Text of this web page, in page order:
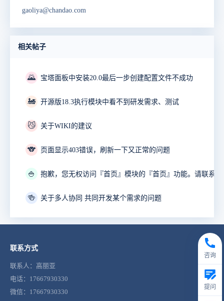
gaoliya@chandao.com
相关帖子
🌄 宝塔面板中安装20.0最后一步创建配置文件不成功
🚂 开源版18.3执行模块中看不到研发需求、测试
😼 关于WIKI的建议
🐨 页面显示403错误，刷新一下又正常的问题
🍚
🍻 关于多人协同 共同开发某个需求的问题
联系方式
联系人：高丽亚
电话：17667930330
微信：17667930330
咨询
提问